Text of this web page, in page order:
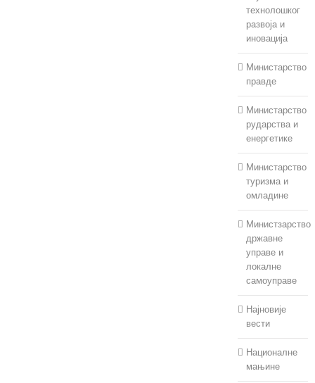
технолошког
развоја и
иновација
Министарство
правде
Министарство
рударства и
енергетике
Министарство
туризма и
омладине
Министзарство
државне
управе и
локалне
самоуправе
Најновије
вести
Националне
мањине